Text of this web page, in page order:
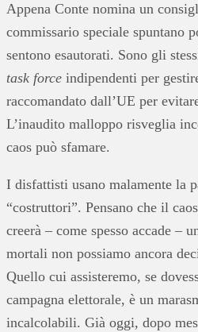
Appena Conte nomina un
commissario speciale spuntano
sentono esautorati. Sono gli
task force indipendenti per
raccomandato dall’UE per
L’inaudito malloppo risveglia
caos può sfamare.
I disfattisti usano malamente la
“costruttori”. Pensano che il
creerà – come spesso accade –
mortali non possiamo ancora
Quello cui assisteremo, se
campagna elettorale, è un
incalcolabili. Già oggi, dopo